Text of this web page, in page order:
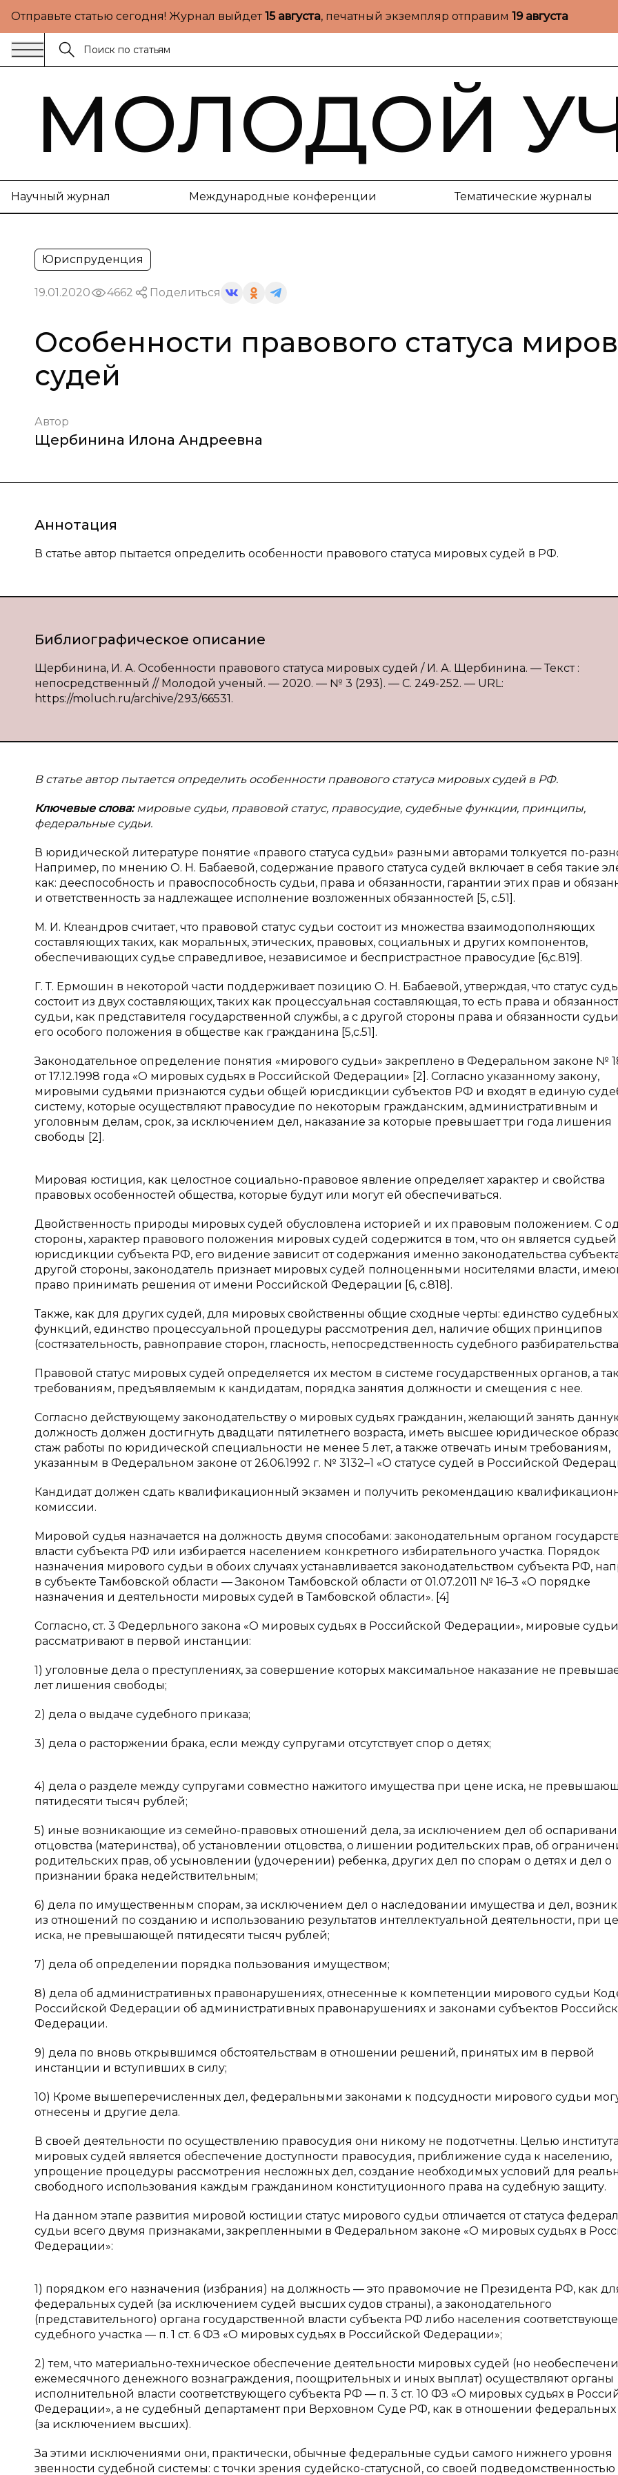
Отправьте статью сегодня! Журнал выйдет15 августа, печатный экземпляр отправим 19 августа
МОЛОДОЙ
Научный журнал Международные конференции Тематические журналы
Юриспруденция
19.01.2020 4662 Поделиться
Особенности правового статуса
судей
Автор
Щербинина Илона Андреевна
Аннотация
В статье автор пытается определить особенности правового статуса мировых судей в РФ.
Библиографическое описание
Щербинина, И. А. Особенности правового статуса мировых судей / И. А. Щербинина. — Текст :
непосредственный // Молодой ученый. — 2020. — № 3 (293). — С. 249-252. — URL:
https://moluch.ru/archive/293/66531.
В статье автор пытается определить особенности правового статуса мировых судей в РФ.
Ключевые слова:мировые судьи, правовой статус, правосудие, судебные функции, принципы,
федеральные судьи.
В юридической литературе понятие «правого статуса судьи» разными авторами толкуется по-
Например, по мнению О. Н. Бабаевой, содержание правого статуса судей включает в себя такие
как: дееспособность и правоспособность судьи, права и обязанности, гарантии этих прав и
и ответственность за надлежащее исполнение возложенных обязанностей [5, с.51].
М. И. Клеандров считает, что правовой статус судьи состоит из множества взаимодополняющих
составляющих таких, как моральных, этических, правовых, социальных и других компонентов,
обеспечивающих судье справедливое, независимое и беспристрастное правосудие [6,с.819].
Г. Т. Ермошин в некоторой части поддерживает позицию О. Н. Бабаевой, утверждая, что статус
состоит из двух составляющих, таких как процессуальная составляющая, то есть права и
судьи, как представителя государственной службы, а с другой стороны права и обязанности
его особого положения в обществе как гражданина [5,с.51].
Законодательное определение понятия «мирового судьи» закреплено в Федеральном законе №
от 17.12.1998 года «О мировых судьях в Российской Федерации» [2]. Согласно указанному закону,
мировыми судьями признаются судьи общей юрисдикции субъектов РФ и входят в единую
систему, которые осуществляют правосудие по некоторым гражданским, административным и
уголовным делам, срок, за исключением дел, наказание за которые превышает три года лишения
свободы [2].
Мировая юстиция, как целостное социально-правовое явление определяет характер и свойства
правовых особенностей общества, которые будут или могут ей обеспечиваться.
Двойственность природы мировых судей обусловлена историей и их правовым положением. С
стороны, характер правового положения мировых судей содержится в том, что он является
юрисдикции субъекта РФ, его видение зависит от содержания именно законодательства
другой стороны, законодатель признает мировых судей полноценными носителями власти,
право принимать решения от имени Российской Федерации [6, с.818].
Также, как для других судей, для мировых свойственны общие сходные черты: единство судебных
функций, единство процессуальной процедуры рассмотрения дел, наличие общих принципов
(состязательность, равноправие сторон, гласность, непосредственность судебного
Правовой статус мировых судей определяется их местом в системе государственных органов, а
требованиям, предъявляемым к кандидатам, порядка занятия должности и смещения с нее.
Согласно действующему законодательству о мировых судьях гражданин, желающий занять
должность должен достигнуть двадцати пятилетнего возраста, иметь высшее юридическое
стаж работы по юридической специальности не менее 5 лет, а также отвечать иным требованиям,
указанным в Федеральном законе от 26.06.1992 г. № 3132–1 «О статусе судей в Российской
Кандидат должен сдать квалификационный экзамен и получить рекомендацию
комиссии.
Мировой судья назначается на должность двумя способами: законодательным органом
власти субъекта РФ или избирается населением конкретного избирательного участка. Порядок
назначения мирового судьи в обоих случаях устанавливается законодательством субъекта РФ,
в субъекте Тамбовской области — Законом Тамбовской области от 01.07.2011 № 16–3 «О порядке
назначения и деятельности мировых судей в Тамбовской области». [4]
Согласно, ст. 3 Федерльного закона «О мировых судьях в Российской Федерации», мировые судьи
рассматривают в первой инстанции:
1) уголовные дела о преступлениях, за совершение которых максимальное наказание не
лет лишения свободы;
2) дела о выдаче судебного приказа;
3) дела о расторжении брака, если между супругами отсутствует спор о детях;
4) дела о разделе между супругами совместно нажитого имущества при цене иска, не
пятидесяти тысяч рублей;
5) иные возникающие из семейно-правовых отношений дела, за исключением дел об
отцовства (материнства), об установлении отцовства, о лишении родительских прав, об
родительских прав, об усыновлении (удочерении) ребенка, других дел по спорам о детях и дел о
признании брака недействительным;
6) дела по имущественным спорам, за исключением дел о наследовании имущества и дел,
из отношений по созданию и использованию результатов интеллектуальной деятельности, при
иска, не превышающей пятидесяти тысяч рублей;
7) дела об определении порядка пользования имуществом;
8) дела об административных правонарушениях, отнесенные к компетенции мирового судьи
Российской Федерации об административных правонарушениях и законами субъектов
Федерации.
9) дела по вновь открывшимся обстоятельствам в отношении решений, принятых им в первой
инстанции и вступивших в силу;
10) Кроме вышеперечисленных дел, федеральными законами к подсудности мирового судьи
отнесены и другие дела.
В своей деятельности по осуществлению правосудия они никому не подотчетны. Целью института
мировых судей является обеспечение доступности правосудия, приближение суда к населению,
упрощение процедуры рассмотрения несложных дел, создание необходимых условий для
свободного использования каждым гражданином конституционного права на судебную защиту.
На данном этапе развития мировой юстиции статус мирового судьи отличается от статуса
судьи всего двумя признаками, закрепленными в Федеральном законе «О мировых судьях в
Федерации»:
1) порядком его назначения (избрания) на должность — это правомочие не Президента РФ, как
федеральных судей (за исключением судей высших судов страны), а законодательного
(представительного) органа государственной власти субъекта РФ либо населения
судебного участка — п. 1 ст. 6 ФЗ «О мировых судьях в Российской Федерации»;
2) тем, что материально-техническое обеспечение деятельности мировых судей (но
ежемесячного денежного вознаграждения, поощрительных и иных выплат) осуществляют органы
исполнительной власти соответствующего субъекта РФ — п. 3 ст. 10 ФЗ «О мировых судьях в
Федерации», а не судебный департамент при Верховном Суде РФ, как в отношении федеральных
(за исключением высших).
За этими исключениями они, практически, обычные федеральные судьи самого нижнего уровня
звенности судебной системы: с точки зрения судейско-статусной, со своей